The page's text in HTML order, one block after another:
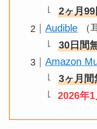
2ヶ月99
Audible （
30日間
Amazon
3ヶ月間
2026年